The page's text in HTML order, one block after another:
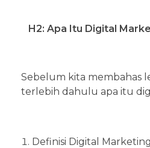
H2: Apa Itu Digital
Sebelum kita membahas
terlebih dahulu apa itu
Definisi Digital Marketing